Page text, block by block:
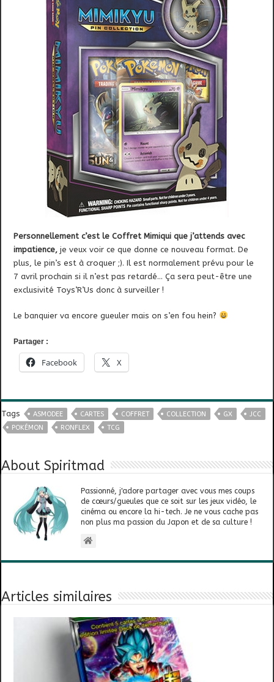
Personnellement c’est le Coffret Mimiqui que j’attends avec
impatience, je veux voir ce que donne ce nouveau format. De
plus, le pin’s est à croquer ;). Il est normalement prévu pour le
7 avril prochain si il n’est pas retardé… Ça sera peut-être une
exclusivité Toys’R’Us donc à surveiller !
Le banquier va encore gueuler mais on s’en fou hein?
Partager :
Facebook X
Tags ASMODEE CARTES COFFRET COLLECTION GX
JCC
POKÉMON
RONFLEX TCG
About Spiritmad
Passionné, j'adore partager avec vous mes coups
de cœurs/gueules que ce soit sur les jeux vidéo, le
cinéma ou encore la hi-tech. Je ne vous cache pas
non plus ma passion du Japon et de sa culture !
Articles similaires